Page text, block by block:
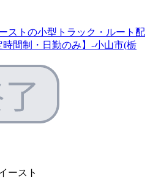
ストの小型トラック・ルート配
間制・日勤のみ】-小山市(栃
ースト